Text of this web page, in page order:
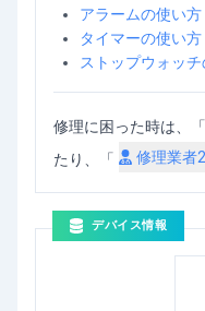
アラームの使い方
タイマーの使い方
ストップウォッ
修理に困った時は、「
たり、「
修理業者2
デバイス情報